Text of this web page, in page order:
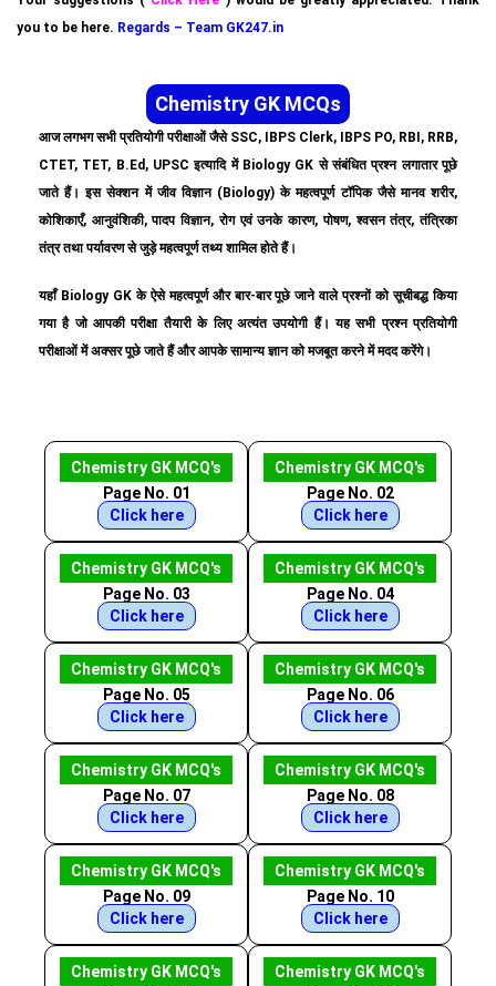
you to be here. Regards – Team GK247.in
Chemistry GK MCQs
आज लगभग सभी प्रतियोगी परीक्षाओं जैसे SSC, IBPS Clerk, IBPS PO, RBI, RRB,
CTET, TET, B.Ed, UPSC इत्यादि में Biology GK से संबंधित प्रश्न लगातार पूछे
जाते हैं। इस सेक्शन में जीव विज्ञान (Biology) के महत्वपूर्ण टॉपिक जैसे मानव शरीर,
कोशिकाएँ, आनुवंशिकी, पादप विज्ञान, रोग एवं उनके कारण, पोषण, श्वसन तंत्र, तंत्रिका
तंत्र तथा पर्यावरण से जुड़े महत्वपूर्ण तथ्य शामिल होते हैं।
यहाँ Biology GK के ऐसे महत्वपूर्ण और बार-बार पूछे जाने वाले प्रश्नों को सूचीबद्ध किया
गया है जो आपकी परीक्षा तैयारी के लिए अत्यंत उपयोगी हैं। यह सभी प्रश्न प्रतियोगी
परीक्षाओं में अक्सर पूछे जाते हैं और आपके सामान्य ज्ञान को मजबूत करने में मदद करेंगे।
Chemistry GK MCQ's
Page No. 01
Click here
Chemistry GK MCQ's
Page No. 02
Click here
Chemistry GK MCQ's
Page No. 03
Click here
Chemistry GK MCQ's
Page No. 04
Click here
Chemistry GK MCQ's
Page No. 05
Click here
Chemistry GK MCQ's
Page No. 06
Click here
Chemistry GK MCQ's
Page No. 07
Click here
Chemistry GK MCQ's
Page No. 08
Click here
Chemistry GK MCQ's
Page No. 09
Click here
Chemistry GK MCQ's
Page No. 10
Click here
Chemistry GK MCQ's
Chemistry GK MCQ's